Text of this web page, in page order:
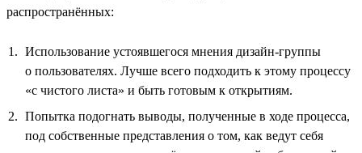
распространённых:
Использование устоявшегося мнения дизайн-группы
о пользователях. Лучше всего подходить к этому процессу
«с чистого листа» и быть готовым к открытиям.
Попытка подогнать выводы, полученные в ходе процесса,
под собственные представления о том, как ведут себя